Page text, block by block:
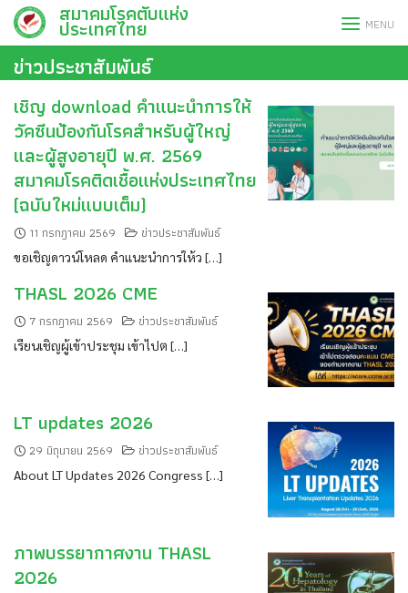
Skip
content
สมาคมโรคตับแห่ง
ประเทศไทย MENU
ข่าวประชาสัมพันธ์
เชิญ download คำแนะนำการให้
วัคซีนป้องกันโรคสำหรับผู้ใหญ่
และผู้สูงอายุปี พ.ศ. 2569
สมาคมโรคติดเชื้อแห่งประเทศไทย
(ฉบับใหม่แบบเต็ม)
11 กรกฎาคม 2569 ข่าวประชาสัมพันธ์
ขอเชิญดาวน์โหลด คำแนะนำการให้ว […]
THASL 2026 CME
7 กรกฎาคม 2569 ข่าวประชาสัมพันธ์
เรียนเชิญผู้เข้าประชุม เข้าไปต […]
LT updates 2026
29 มิถุนายน 2569 ข่าวประชาสัมพันธ์
About LT Updates 2026 Congress […]
ภาพบรรยากาศงาน THASL
2026